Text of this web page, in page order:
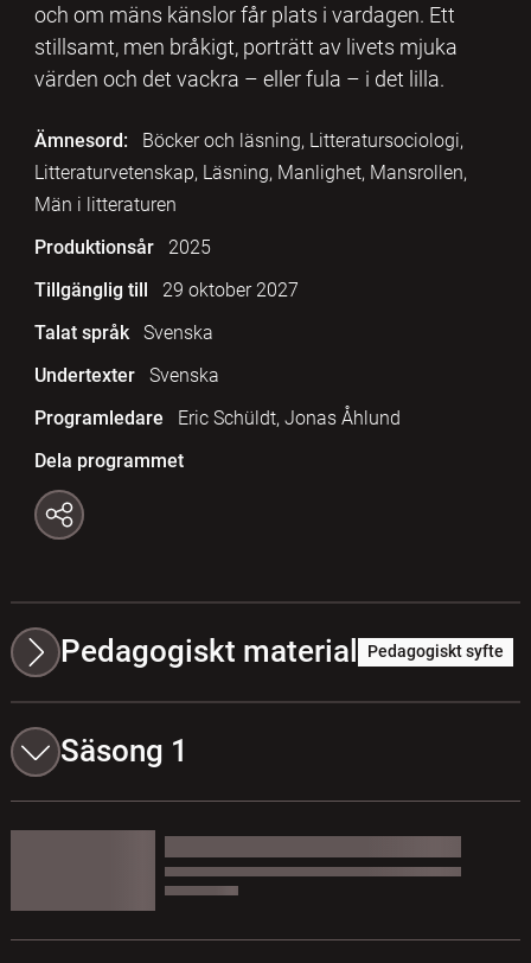
och om mäns känslor får plats i vardagen. Ett
stillsamt, men bråkigt, porträtt av livets mjuka
värden och det vackra – eller fula – i det lilla.
Ämnesord:
Böcker och läsning, Litteratursociologi,
Litteraturvetenskap, Läsning, Manlighet, Mansrollen,
Män i litteraturen
Produktionsår
2025
Tillgänglig till
29 oktober 2027
Talat språk
Svenska
Undertexter
Svenska
Programledare
Eric Schüldt, Jonas Åhlund
Dela programmet
Pedagogiskt material Pedagogiskt syfte
Säsong 1